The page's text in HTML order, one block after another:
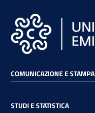
Chi
siamo
RSS
COMUNICAZIONE E STAMPA
STUDI E STATISTICA